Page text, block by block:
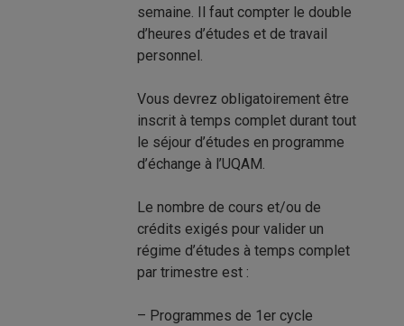
semaine. Il faut compter le double
d’heures d’études et de travail
personnel.
Vous devrez obligatoirement être
inscrit à temps complet durant tout
le séjour d’études en programme
d’échange à l’UQAM.
Le nombre de cours et/ou de
crédits exigés pour valider un
régime d’études à temps complet
par trimestre est :
– Programmes de 1er cycle